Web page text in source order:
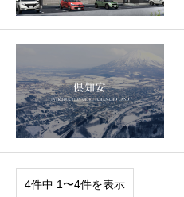
4件中 1〜4件を表示